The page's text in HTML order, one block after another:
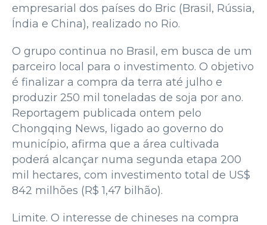
empresarial dos países do Bric (Brasil, Rússia,
Índia e China), realizado no Rio.
O grupo continua no Brasil, em busca de um
parceiro local para o investimento. O objetivo
é finalizar a compra da terra até julho e
produzir 250 mil toneladas de soja por ano.
Reportagem publicada ontem pelo
Chongqing News, ligado ao governo do
município, afirma que a área cultivada
poderá alcançar numa segunda etapa 200
mil hectares, com investimento total de US$
842 milhões (R$ 1,47 bilhão).
Limite. O interesse de chineses na compra